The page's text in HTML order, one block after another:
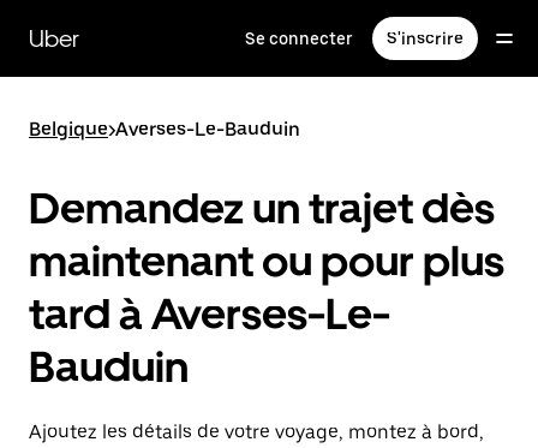
contenu
principal
Uber Se connecter S'inscrire
Belgique>Averses-Le-Bauduin
Demandez un trajet dès
maintenant ou pour plus
tard à Averses-Le-
Bauduin
Ajoutez les détails de votre voyage, montez à bord,